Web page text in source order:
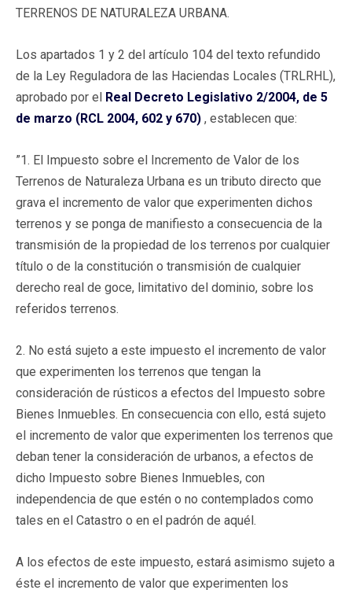
TERRENOS DE NATURALEZA URBANA.
Los apartados 1 y 2 del artículo 104 del texto refundido
de la Ley Reguladora de las Haciendas Locales (TRLRHL),
aprobado por el Real Decreto Legislativo 2/2004, de 5
de marzo (RCL 2004, 602 y 670) , establecen que:
”1. El Impuesto sobre el Incremento de Valor de los
Terrenos de Naturaleza Urbana es un tributo directo que
grava el incremento de valor que experimenten dichos
terrenos y se ponga de manifiesto a consecuencia de la
transmisión de la propiedad de los terrenos por cualquier
título o de la constitución o transmisión de cualquier
derecho real de goce, limitativo del dominio, sobre los
referidos terrenos.
2. No está sujeto a este impuesto el incremento de valor
que experimenten los terrenos que tengan la
consideración de rústicos a efectos del Impuesto sobre
Bienes Inmuebles. En consecuencia con ello, está sujeto
el incremento de valor que experimenten los terrenos que
deban tener la consideración de urbanos, a efectos de
dicho Impuesto sobre Bienes Inmuebles, con
independencia de que estén o no contemplados como
tales en el Catastro o en el padrón de aquél.
A los efectos de este impuesto, estará asimismo sujeto a
éste el incremento de valor que experimenten los